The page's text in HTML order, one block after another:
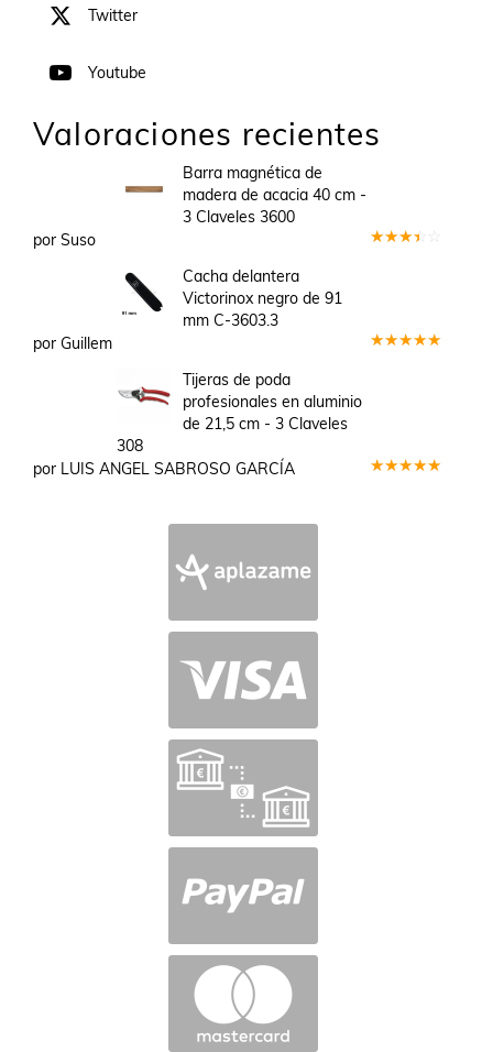
Twitter
Youtube
Valoraciones recientes
Barra magnética de
madera de acacia 40 cm -
3 Claveles 3600
por Suso
Cacha delantera
Victorinox negro de 91
mm C-3603.3
por Guillem
Tijeras de poda
profesionales en aluminio
de 21,5 cm - 3 Claveles
308
por LUIS ANGEL SABROSO GARCÍA